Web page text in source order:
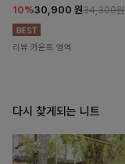
10%30,900 원34,300원
리뷰 카운트 영역
다시 찾게되는 니트